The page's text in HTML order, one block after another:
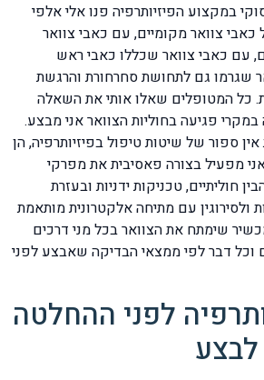
במקצוע הפיזיותרפיה פנו אלי אלפי
צוואר מקומיים, עם כאבי צוואר
עם כאבי צוואר שכללו כאבי ראש
שגרמו גם לתחושת סחרחורת והרגשת
כל המטופלים שאלו אותי את השאלה
במקרי פגיעה בחוליות הצוואר אני מבצע.
ספור של שיטות טיפול בפיזיותרפיה, הן
מפעיל בצורה פאסיבית את מפרקי
חוליתיים, טכניקות ידניות ובעזרת
ולסירוגין עם מתיחה אלקטרונית מותאמת
שימתח את הצוואר בכל מני דרכים
וכל דבר לפי ממצאי הבדיקה שאבצע לפני
לפני ההחלטה
לבצע